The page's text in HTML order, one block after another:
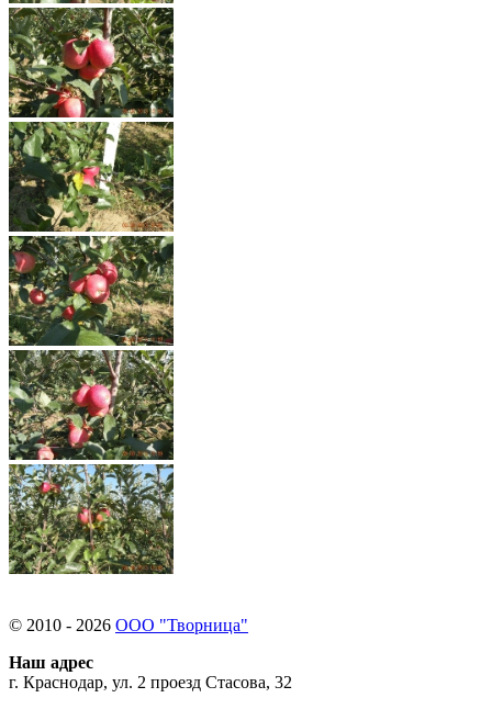
© 2010 - 2026 ООО "Творница"
Наш адрес
г. Краснодар, ул. 2 проезд Стасова, 32